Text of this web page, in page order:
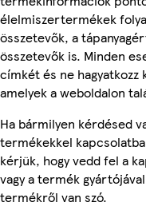
élelmiszertermékek
összetevők, a
összetevők is. Minden
címkét és ne hagyatkozz
amelyek a weboldalon
Ha bármilyen kérdésed
termékekkel
kérjük, hogy vedd fel a
vagy a termék
termékről van szó.